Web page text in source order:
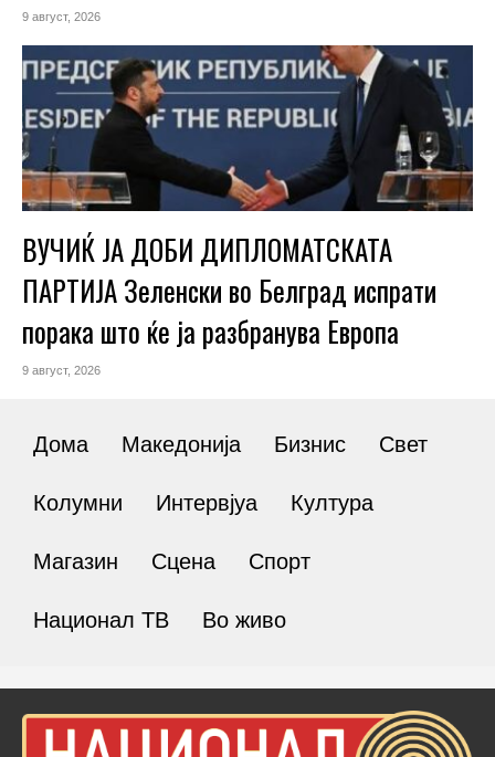
9 август, 2026
ВУЧИЌ ЈА ДОБИ ДИПЛОМАТСКАТА
ПАРТИЈА Зеленски во Белград испрати
порака што ќе ја разбранува Европа
9 август, 2026
Дома Македонија Бизнис Свет
Колумни Интервјуа Култура
Магазин Сцена Спорт
Национал ТВ Во живо